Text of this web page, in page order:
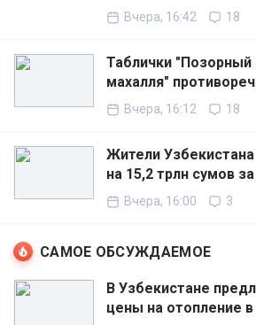
Вчера, 16:42 18
Таблички
махалля"
Вчера, 16:12 18
Жители
на 15,2 трлн сумов
Вчера, 16:00 3
САМОЕ ОБСУЖДАЕМОЕ
В Узбекистане
цены на отопление в